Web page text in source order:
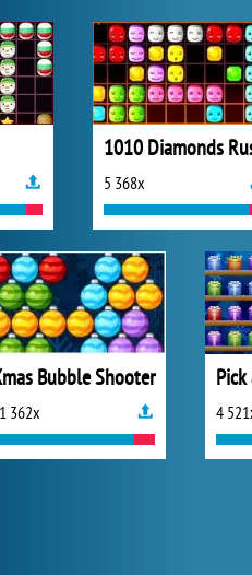
1010 Diamonds
5 368x
Bubble Shooter
362x 4